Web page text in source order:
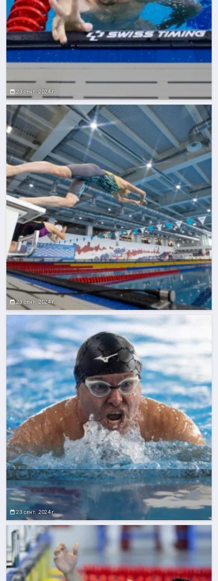
23 сент. 2024 г.
23 сент. 2024 г.
23 сент. 2024 г.